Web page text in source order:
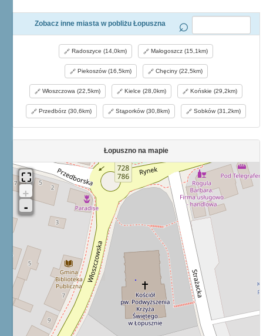
Zobacz inne miasta w pobliżu Łopuszna
Radoszyce (14,0km) Małogoszcz (15,1km)
Piekoszów (16,5km) Chęciny (22,5km)
Włoszczowa (22,5km) Kielce (28,0km) Końskie (29,2km)
Przedbórz (30,6km) Stąporków (30,8km) Sobków (31,2km)
Łopuszno na mapie